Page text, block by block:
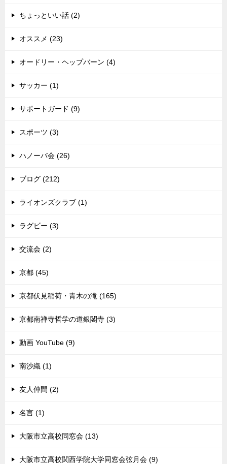
ちょっといい話 (2)
オススメ (23)
オードリー・ヘップバーン (4)
サッカー (1)
サポートガード (9)
スポーツ (3)
ハノーバ会 (26)
ブログ (212)
ライオンズクラブ (1)
ラグビー (3)
交流会 (2)
京都 (45)
京都伏見稲荷・青木の滝 (165)
京都南禅寺哲学の道銀閣寺 (3)
動画 YouTube (9)
南沙織 (1)
友人仲間 (2)
名言 (1)
大阪市立高校同窓会 (13)
大阪市立高校関西学院大学同窓会弦月会 (9)